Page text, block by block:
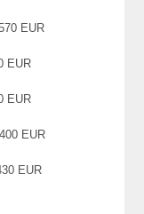
EUR
EUR
EUR
EUR
EUR